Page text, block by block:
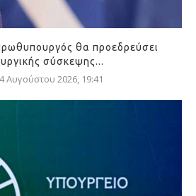
θα προεδρεύσει
σύσκεψης...
Αυγούστου 2026, 19:41